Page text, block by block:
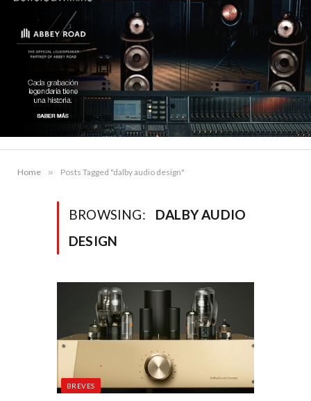
Home » Posts Tagged "dalby audio design"
BROWSING:
DALBY AUDIO
DESIGN
BREVES